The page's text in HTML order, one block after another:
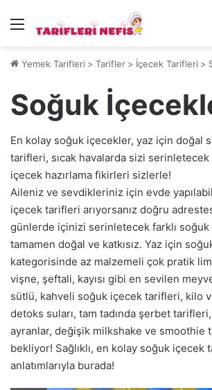
Menü
Yemek Tarifleri > Tarifler > İçecek Tarifleri >
Soğuk
En kolay soğuk içecekler, yaz için doğal
tarifleri, sıcak havalarda sizi
içecek hazırlama fikirleri sizlerle!
Aileniz ve sevdikleriniz için evde
içecek tarifleri arıyorsanız doğru
günlerde içinizi serinletecek farklı
tamamen doğal ve katkısız. Yaz için
kategorisinde az malzemeli çok pratik
vişne, şeftali, kayısı gibi en sevilen
sütlü, kahveli soğuk içecek tarifleri, kilo
detoks suları, tam tadında şerbet
ayranlar, değişik milkshake ve smoothie
bekliyor! Sağlıklı, en kolay soğuk içecek
anlatımlarıyla burada!